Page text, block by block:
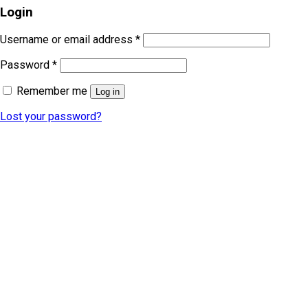
Login
Username or email address *
Password *
Remember me
Log in
Lost your password?